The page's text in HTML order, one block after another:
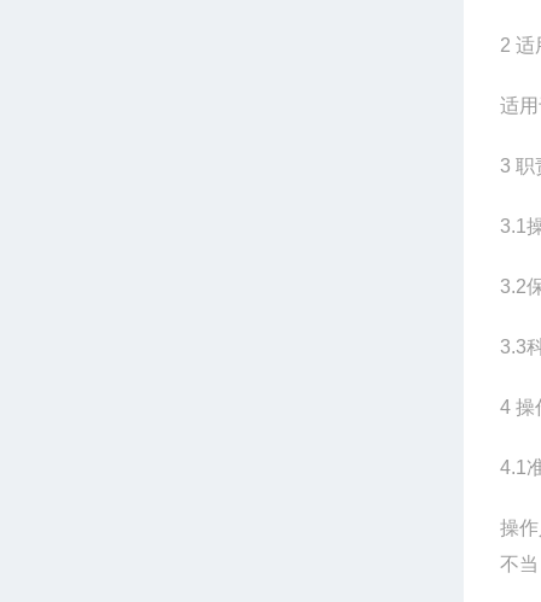
2 适
适
3 职
3.1
3.2
3.3
4 操
4.1
操
不